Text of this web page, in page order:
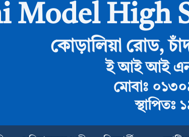
Model High
কোড়ালিয়া রোড,
ই আই আই
মোবাঃ
স্থাপিতঃ